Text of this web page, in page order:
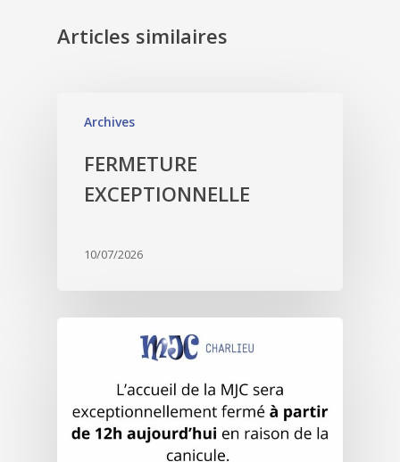
Articles similaires
Archives
FERMETURE
EXCEPTIONNELLE
10/07/2026